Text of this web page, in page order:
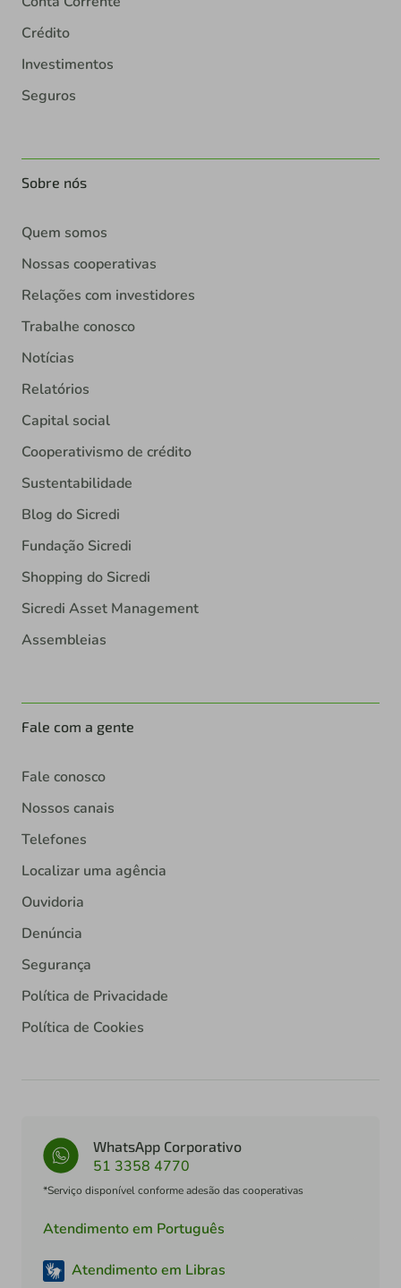
Crédito
Investimentos
Seguros
Sobre nós
Quem somos
Nossas cooperativas
Relações com investidores
Trabalhe conosco
Notícias
Relatórios
Capital social
Cooperativismo de crédito
Sustentabilidade
Blog do Sicredi
Fundação Sicredi
Shopping do Sicredi
Sicredi Asset Management
Assembleias
Fale com a gente
Fale conosco
Nossos canais
Telefones
Localizar uma agência
Ouvidoria
Denúncia
Segurança
Política de Privacidade
Política de Cookies
WhatsApp Corporativo
51 3358 4770
*Serviço disponível conforme adesão das cooperativas
Atendimento em Português
Atendimento em Libras